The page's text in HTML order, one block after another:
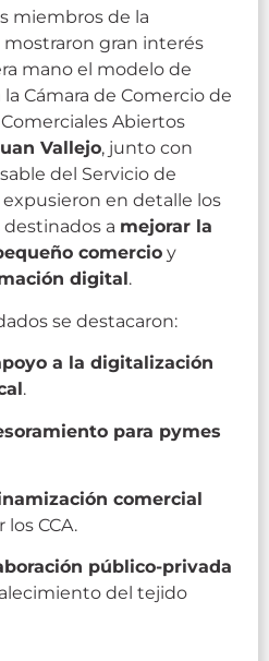
miembros de la
gran interés
mano el modelo de
Cámara de Comercio de
Abiertos
Vallejo, junto con
del Servicio de
en detalle los
destinados a mejorar la
comercio y
digital.
se destacaron:
a la digitalización
.
para pymes
comercial
CCA.
público-privada
del tejido